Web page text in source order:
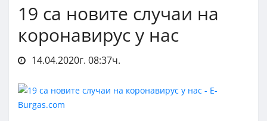
19 са новите случаи на
коронавирус у нас
14.04.2020г. 08:37ч.